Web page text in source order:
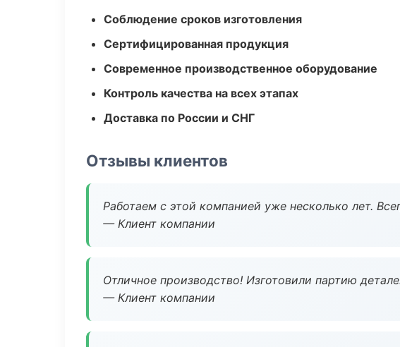
Соблюдение сроков изготовления
Сертифицированная продукция
Современное производственное оборудование
Контроль качества на всех этапах
Доставка по России и СНГ
Отзывы клиентов
Работаем с этой компанией уже несколько лет.
— Клиент компании
Отличное производство! Изготовили партию
— Клиент компании